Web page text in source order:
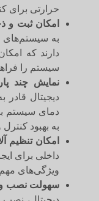
حرارتی برای
امکان ثبت و
به سیستم‌های
دارند که
سیستم را
نمایش چند
دیجیتال قادر
دمای سیستم
به بهبود
امکان تنظیم
داخلی برای
ویژگی‌های مهم
سهولت نصب و